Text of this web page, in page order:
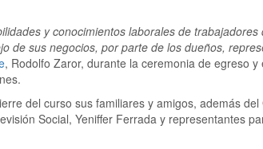
y conocimientos laborales de
de sus negocios, por parte de los dueños,
, Rodolfo Zaror, durante la ceremonia de egreso
del curso sus familiares y amigos, además
Social, Yeniffer Ferrada y representantes